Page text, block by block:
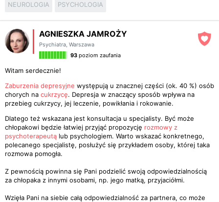
NEUROLOGIA PSYCHOLOGIA
AGNIESZKA JAMROŻY
Psychiatra, Warszawa
93 poziom zaufania
Witam serdecznie!
Zaburzenia depresyjne występują u znacznej części (ok. 40 %) osób
chorych na cukrzycę. Depresja w znaczący sposób wpływa na
przebieg cukrzycy, jej leczenie, powikłania i rokowanie.
Dlatego też wskazana jest konsultacja u specjalisty. Być może
chłopakowi będzie łatwiej przyjąć propozycję rozmowy z
psychoterapeutą lub psychologiem. Warto wskazać konkretnego,
polecanego specjalistę, posłużyć się przykładem osoby, której taka
rozmowa pomogła.
Z pewnością powinna się Pani podzielić swoją odpowiedzialnością
za chłopaka z innymi osobami, np. jego matką, przyjaciółmi.
Wzięła Pani na siebie całą odpowiedzialność za partnera, co może